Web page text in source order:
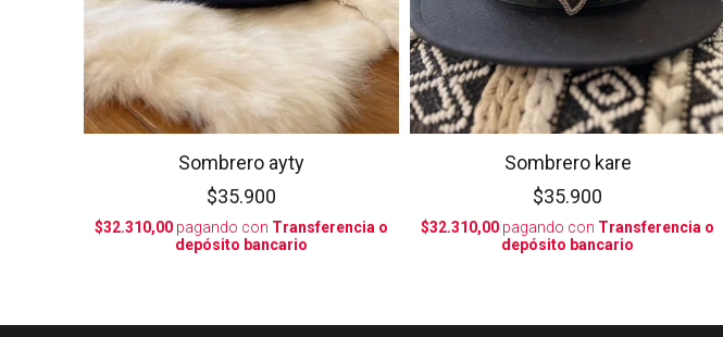
Sombrero ayty
$35.900
$32.310,00 pagando con Transferencia o
depósito bancario
Sombrero kare
$35.900
$32.310,00 pagando con Transferencia o
depósito bancario